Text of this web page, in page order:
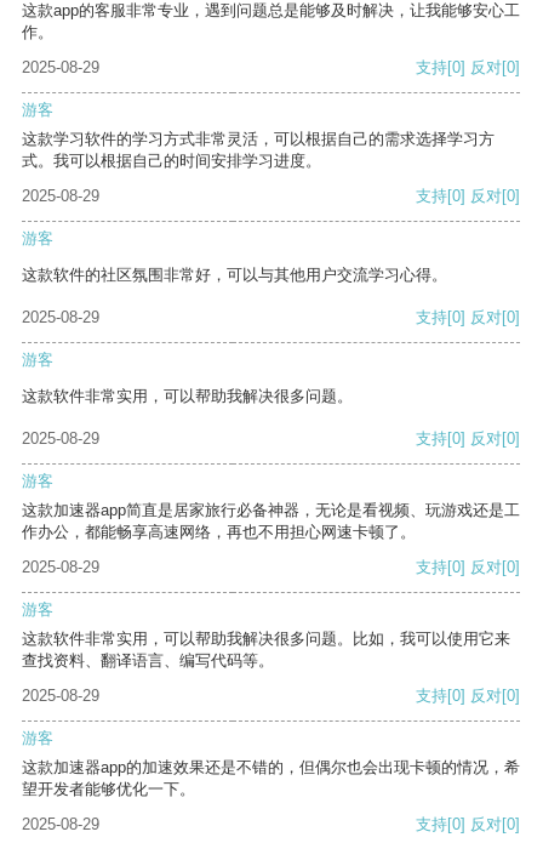
这款app的客服非常专业，遇到问题总是能够及时解决，让我能够安心工
作。
2025-08-29
支持[0] 反对[0]
游客
这款学习软件的学习方式非常灵活，可以根据自己的需求选择学习方
式。我可以根据自己的时间安排学习进度。
2025-08-29
支持[0] 反对[0]
游客
这款软件的社区氛围非常好，可以与其他用户交流学习心得。
2025-08-29 支持[0] 反对[0]
游客
这款软件非常实用，可以帮助我解决很多问题。
2025-08-29 支持[0] 反对[0]
游客
这款加速器app简直是居家旅行必备神器，无论是看视频、玩游戏还是工
作办公，都能畅享高速网络，再也不用担心网速卡顿了。
2025-08-29
支持[0] 反对[0]
游客
这款软件非常实用，可以帮助我解决很多问题。比如，我可以使用它来
查找资料、翻译语言、编写代码等。
2025-08-29
支持[0] 反对[0]
游客
这款加速器app的加速效果还是不错的，但偶尔也会出现卡顿的情况，希
望开发者能够优化一下。
2025-08-29
支持[0] 反对[0]